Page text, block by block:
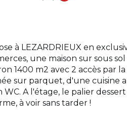
à LEZARDRIEUX en
une maison sur sous
1400 m2 avec 2 accès par
sur parquet, d'une cuisine
A l'étage, le palier
à voir sans tarder !